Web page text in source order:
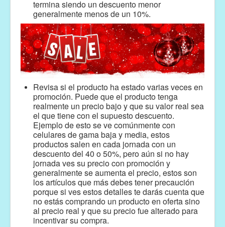
termina siendo un descuento menor
generalmente menos de un 10%.
Revisa si el producto ha estado varias veces en
promoción. Puede que el producto tenga
realmente un precio bajo y que su valor real sea
el que tiene con el supuesto descuento.
Ejemplo de esto se ve comúnmente con
celulares de gama baja y media, estos
productos salen en cada jornada con un
descuento del 40 o 50%, pero aún si no hay
jornada ves su precio con promoción y
generalmente se aumenta el precio, estos son
los artículos que más debes tener precaución
porque si ves estos detalles te darás cuenta que
no estás comprando un producto en oferta sino
al precio real y que su precio fue alterado para
incentivar su compra.